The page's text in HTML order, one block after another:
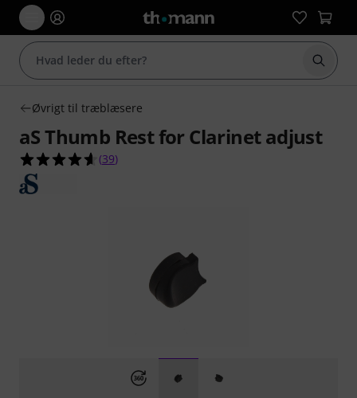
Start
Øvrigt til træblæsere
aS Thumb Rest for Clarinet adjust
4.6 ud af 5 stjerner fra 39 kundebedømmelser
(39)